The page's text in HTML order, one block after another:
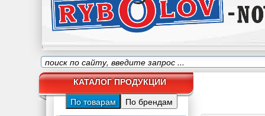
КАТАЛОГ ПРОДУКЦИИ
По товарам По брендам